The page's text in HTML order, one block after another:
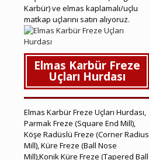
Karbür) ve elmas kaplamalı/uçlu
matkap uçlarını satın alıyoruz.
Elmas Karbür Freze
Uçları Hurdası
Elmas Karbür Freze Uçları Hurdası,
Parmak Freze (Square End Mill),
Köşe Radüslü Freze (Corner Radius
Mill), Küre Freze (Ball Nose
Mill),Konik Küre Freze (Tapered Ball